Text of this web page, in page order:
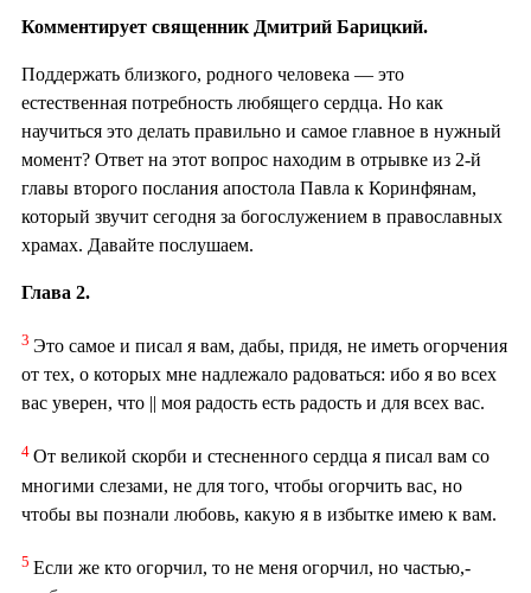
Комментирует священник Дмитрий Барицкий.
Поддержать близкого, родного человека — это
естественная потребность любящего сердца. Но как
научиться это делать правильно и самое главное в нужный
момент? Ответ на этот вопрос находим в отрывке из 2-й
главы второго послания апостола Павла к Коринфянам,
который звучит сегодня за богослужением в православных
храмах. Давайте послушаем.
Глава 2.
3 Это самое и писал я вам, дабы, придя, не иметь огорчения
от тех, о которых мне надлежало радоваться: ибо я во всех
вас уверен, что || моя радость есть радость и для всех вас.
4 От великой скорби и стесненного сердца я писал вам со
многими слезами, не для того, чтобы огорчить вас, но
чтобы вы познали любовь, какую я в избытке имею к вам.
5 Если же кто огорчил, то не меня огорчил, но частью,-